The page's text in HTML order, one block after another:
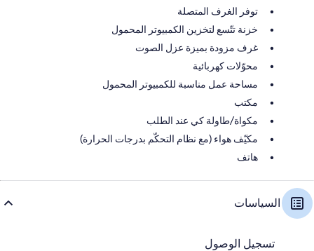
توفر الغرف المتصلة
خزنة تتّسع لتخزين الكمبيوتر المحمول
غرف مزودة بميزة عزل الصوت
محوّلات كهربائية
مساحة عمل مناسبة للكمبيوتر المحمول
مكتب
مكواة/طاولة كي عند الطلب
مكيّف هواء (مع نظام التحكّم بدرجات الحرارة)
هاتف
السياسات
تسجيل الوصول